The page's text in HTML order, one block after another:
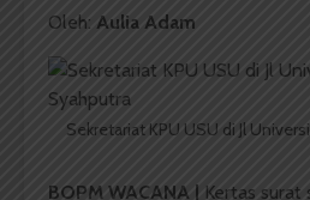
Oleh: Aulia Adam
Sekretariat KPU USU di Jl
BOPM WACANA |
Kertas surat